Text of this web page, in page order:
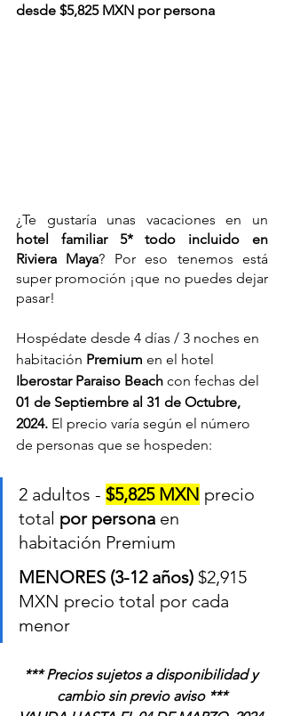
VIAJES 2027
desde $5,825 MXN por persona
hotel familiar 5* todo incluido en
Riviera Maya? Por eso tenemos está
super promoción ¡que no puedes dejar
pasar!
Hospédate desde 4 días / 3 noches en
habitación Premium en el hotel
Iberostar Paraiso Beach con fechas del
01 de Septiembre al 31 de Octubre,
2024. El precio varía según el número
de personas que se hospeden:
2 adultos - $5,825 MXN precio
total por persona en
habitación Premium
MENORES (3-12 años) $2,915
MXN precio total por cada
menor
*** Precios sujetos a disponibilidad y
cambio sin previo aviso ***